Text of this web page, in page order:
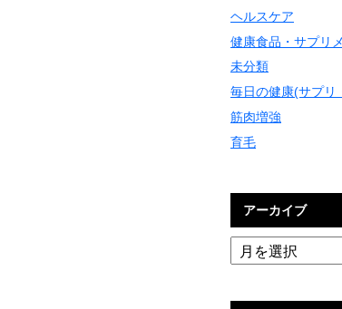
ヘルスケア
健康食品・サプリ
未分類
毎日の健康(サプリ
筋肉増強
育毛
アーカイブ